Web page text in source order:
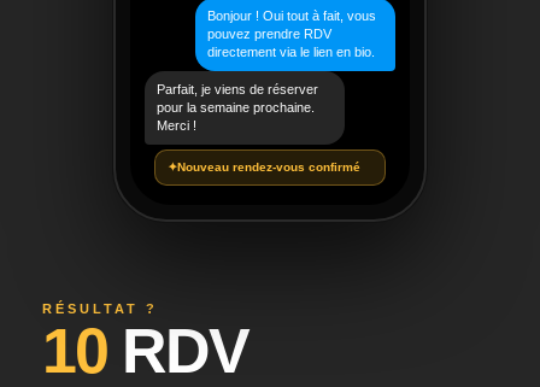
Bonjour ! Oui tout à fait, vous
pouvez prendre RDV
directement via le lien en bio.
Parfait, je viens de réserver
pour la semaine prochaine.
Merci !
✦Nouveau rendez-vous confirmé
RÉSULTAT ?
10 RDV